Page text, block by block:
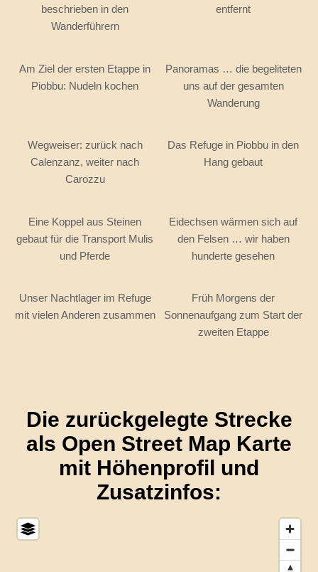
beschrieben in den
Wanderführern
entfernt
Am Ziel der ersten Etappe in
Piobbu: Nudeln kochen
Panoramas … die begeliteten
uns auf der gesamten
Wanderung
Wegweiser: zurück nach
Calenzanz, weiter nach
Carozzu
Das Refuge in Piobbu in den
Hang gebaut
Eine Koppel aus Steinen
gebaut für die Transport Mulis
und Pferde
Eidechsen wärmen sich auf
den Felsen … wir haben
hunderte gesehen
Unser Nachtlager im Refuge
mit vielen Anderen zusammen
Früh Morgens der
Sonnenaufgang zum Start der
zweiten Etappe
Die zurückgelegte Strecke
als Open Street Map Karte
mit Höhenprofil und
Zusatzinfos: